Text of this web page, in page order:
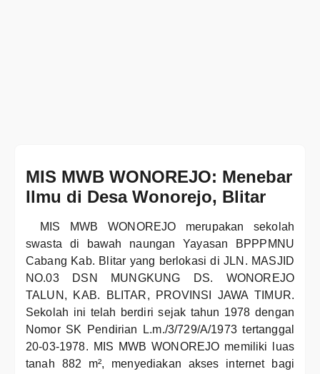
MIS MWB WONOREJO: Menebar
Ilmu di Desa Wonorejo, Blitar
MIS MWB WONOREJO merupakan sekolah
swasta di bawah naungan Yayasan BPPPMNU
Cabang Kab. Blitar yang berlokasi di JLN. MASJID
NO.03 DSN MUNGKUNG DS. WONOREJO
TALUN, KAB. BLITAR, PROVINSI JAWA TIMUR.
Sekolah ini telah berdiri sejak tahun 1978 dengan
Nomor SK Pendirian L.m./3/729/A/1973 tertanggal
20-03-1978. MIS MWB WONOREJO memiliki luas
tanah 882 m², menyediakan akses internet bagi